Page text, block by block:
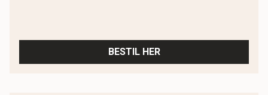
BESTIL HER